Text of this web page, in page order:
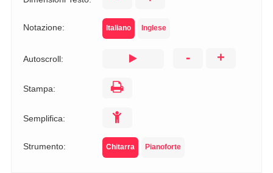
Notazione: Italiano Inglese
Autoscroll: - +
Stampa:
Semplifica:
Strumento: Chitarra Pianoforte